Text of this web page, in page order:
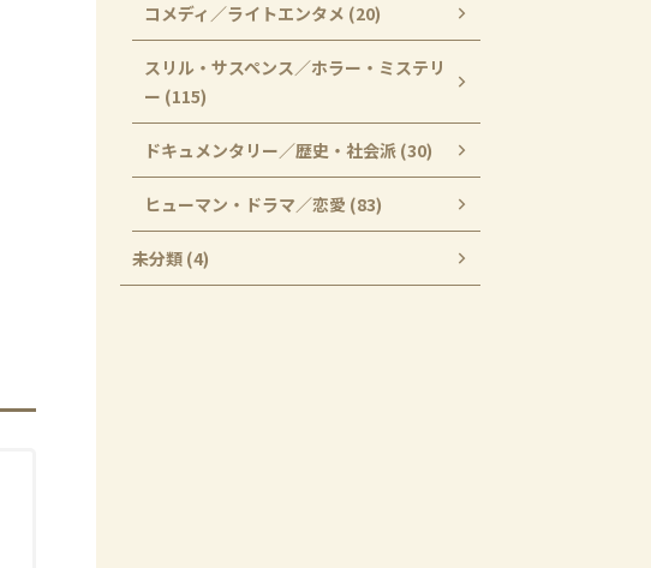
コメディ／ライトエンタメ (20)
スリル・サスペンス／ホラー・ミステリ
ー (115)
ドキュメンタリー／歴史・社会派 (30)
ヒューマン・ドラマ／恋愛 (83)
未分類 (4)